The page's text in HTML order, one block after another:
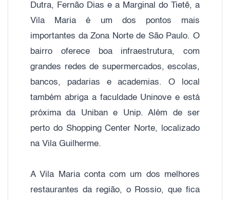
Dutra, Fernão Dias e a Marginal do Tietê, a
Vila Maria é um dos pontos mais
importantes da Zona Norte de São Paulo. O
bairro oferece boa infraestrutura, com
grandes redes de supermercados, escolas,
bancos, padarias e academias. O local
também abriga a faculdade Uninove e está
próxima da Uniban e Unip. Além de ser
perto do Shopping Center Norte, localizado
na Vila Guilherme.
A Vila Maria conta com um dos melhores
restaurantes da região, o Rossio, que fica